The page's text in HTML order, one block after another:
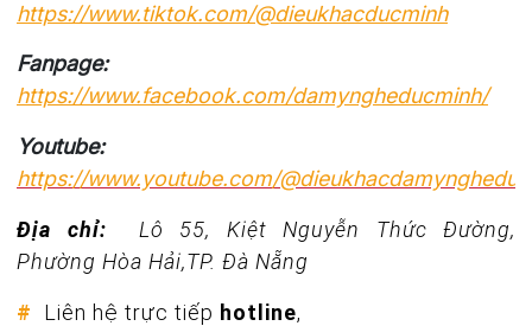
https://www.tiktok.com/@dieukhacducminh
Fanpage:
https://www.facebook.com/damyngheducminh/
Youtube:
https://www.youtube.com/
Địa chỉ: Lô 55, Kiệt Nguyễn Thức Đường,
Phường Hòa Hải,TP. Đà Nẵng
# Liên hệ trực tiếp hotline,